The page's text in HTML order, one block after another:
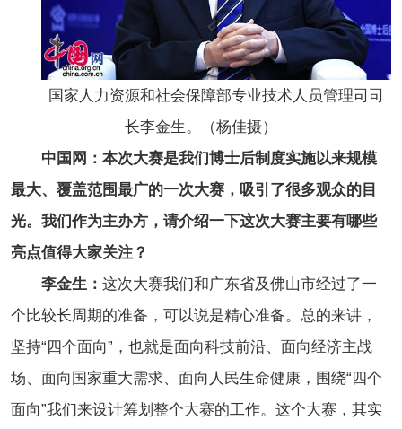
国家人力资源和社会保障部专业技术人员管理司司
长李金生。（杨佳摄）
中国网：本次大赛是我们博士后制度实施以来规模
最大、覆盖范围最广的一次大赛，吸引了很多观众的目
光。我们作为主办方，请介绍一下这次大赛主要有哪些
亮点值得大家关注？
李金生： 这次大赛我们和广东省及佛山市经过了一
个比较长周期的准备，可以说是精心准备。总的来讲，
坚持“四个面向”，也就是面向科技前沿、面向经济主战
场、面向国家重大需求、面向人民生命健康，围绕“四个
面向”我们来设计筹划整个大赛的工作。这个大赛，其实